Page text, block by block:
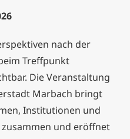
nach der
Treffpunkt
Die Veranstaltung
Marbach bringt
Institutionen und
und eröffnet